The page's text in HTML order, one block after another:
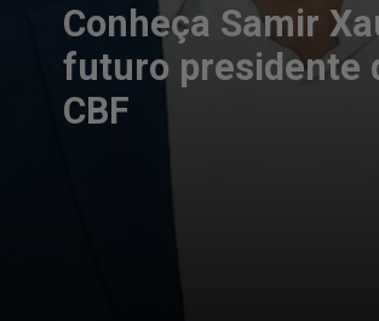
Conheça Samir
futuro presidente
CBF